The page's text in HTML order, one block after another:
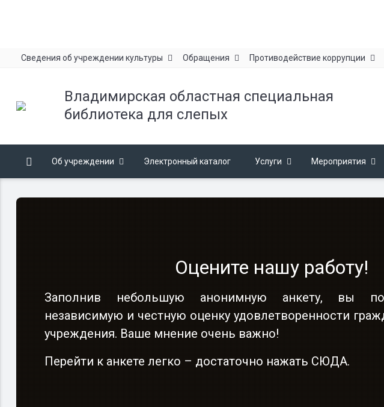
Сведения об учреждении культуры Обращения Противодействие коррупции
Владимирская областная специальная
библиотека для слепых
Об учреждении Электронный каталог Услуги Мероприятия
Оцените нашу работу!
Заполнив небольшую анонимную анкету, вы
независимую и честную оценку удовлетворенности
учреждения. Ваше мнение очень важно!
Перейти к анкете легко – достаточно нажать СЮДА.